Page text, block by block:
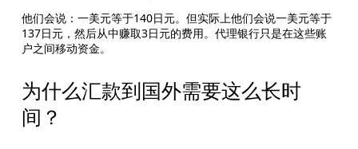
他们会说：一美元等于140日元。但实际上他们会说一美元等于
137日元，然后从中赚取3日元的费用。代理银行只是在这些账
户之间移动资金。
为什么汇款到国外需要这么长时
间？